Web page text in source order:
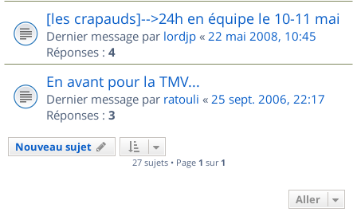
[les crapauds]-->24h en équipe le 10-11 mai
Dernier message par lordjp « 22 mai 2008, 10:45
Réponses : 4
En avant pour la TMV...
Dernier message par ratouli « 25 sept. 2006, 22:17
Réponses : 3
Nouveau sujet
27 sujets • Page 1 sur 1
Aller